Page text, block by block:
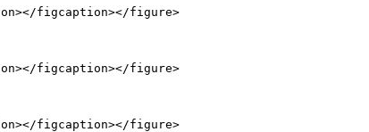
figcaption></figure>
figcaption></figure>
figcaption></figure>